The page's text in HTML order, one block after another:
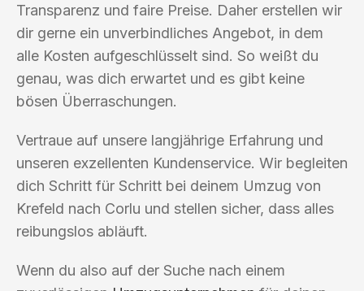
Transparenz und faire Preise. Daher erstellen wir
dir gerne ein unverbindliches Angebot, in dem
alle Kosten aufgeschlüsselt sind. So weißt du
genau, was dich erwartet und es gibt keine
bösen Überraschungen.
Vertraue auf unsere langjährige Erfahrung und
unseren exzellenten Kundenservice. Wir begleiten
dich Schritt für Schritt bei deinem Umzug von
Krefeld nach Corlu und stellen sicher, dass alles
reibungslos abläuft.
Wenn du also auf der Suche nach einem